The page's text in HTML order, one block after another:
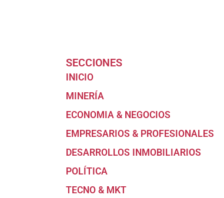
SECCIONES
INICIO
MINERÍA
ECONOMIA & NEGOCIOS
EMPRESARIOS & PROFESIONALES
DESARROLLOS INMOBILIARIOS
POLÍTICA
TECNO & MKT